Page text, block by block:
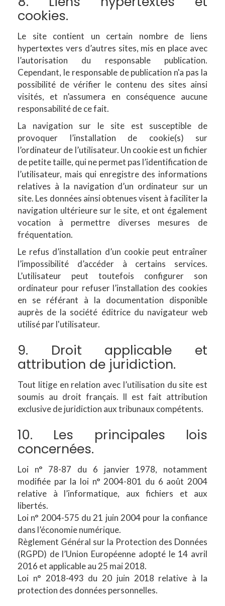
cookies.
Le site contient un certain nombre de liens
hypertextes vers d’autres sites, mis en place avec
l’autorisation du responsable publication.
Cependant, le responsable de publication n'a pas la
possibilité de vérifier le contenu des sites ainsi
visités, et n’assumera en conséquence aucune
responsabilité de ce fait.
La navigation sur le site est susceptible de
provoquer l’installation de cookie(s) sur
l’ordinateur de l’utilisateur. Un cookie est un fichier
de petite taille, qui ne permet pas l’identification de
l’utilisateur, mais qui enregistre des informations
relatives à la navigation d’un ordinateur sur un
site. Les données ainsi obtenues visent à faciliter la
navigation ultérieure sur le site, et ont également
vocation à permettre diverses mesures de
fréquentation.
Le refus d’installation d’un cookie peut entraîner
l’impossibilité d’accéder à certains services.
L’utilisateur peut toutefois configurer son
ordinateur pour refuser l’installation des cookies
en se référant à la documentation disponible
auprès de la société éditrice du navigateur web
utilisé par l'utilisateur.
9. Droit applicable et
attribution de juridiction.
Tout litige en relation avec l’utilisation du site est
soumis au droit français. Il est fait attribution
exclusive de juridiction aux tribunaux compétents.
10. Les principales lois
concernées.
Loi n° 78-87 du 6 janvier 1978, notamment
modifiée par la loi n° 2004-801 du 6 août 2004
relative à l’informatique, aux fichiers et aux
libertés.
Loi n° 2004-575 du 21 juin 2004 pour la confiance
dans l’économie numérique.
Règlement Général sur la Protection des Données
(RGPD) de l’Union Européenne adopté le 14 avril
2016 et applicable au 25 mai 2018.
Loi n° 2018-493 du 20 juin 2018 relative à la
protection des données personnelles.